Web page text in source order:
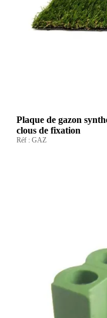
Plaque de gazon
clous de fixation
Réf : GAZ